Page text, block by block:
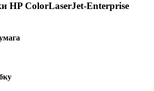
HP ColorLaserJet-Enterprise